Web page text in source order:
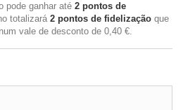
pode ganhar até 2 pontos de
totalizará 2 pontos de fidelização que
vale de desconto de 0,40 €.